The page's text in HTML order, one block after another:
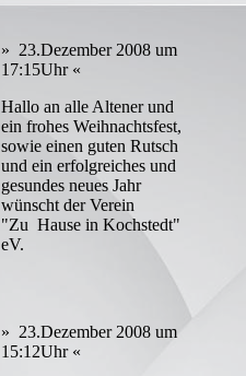
» 23.Dezember 2008 um
17:15Uhr «
Hallo an alle Altener und
ein frohes Weihnachtsfest,
sowie einen guten Rutsch
und ein erfolgreiches und
gesundes neues Jahr
wünscht der Verein
"Zu Hause in Kochstedt"
eV.
» 23.Dezember 2008 um
15:12Uhr «